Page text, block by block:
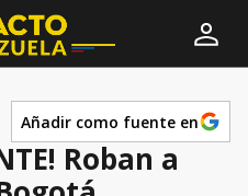
Añadir como fuente en
Roban a